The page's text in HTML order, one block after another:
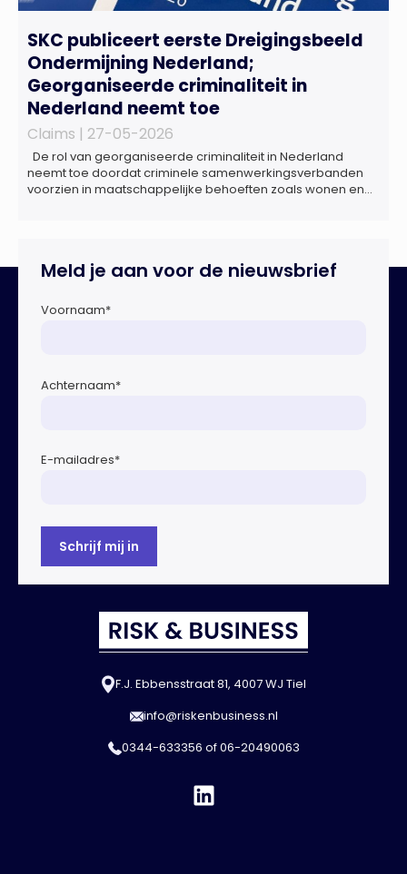
SKC publiceert eerste Dreigingsbeeld
Ondermijning Nederland;
Georganiseerde criminaliteit in
Nederland neemt toe
Claims | 27-05-2026
De rol van georganiseerde criminaliteit in Nederland
neemt toe doordat criminele samenwerkingsverbanden
voorzien in maatschappelijke behoeften zoals wonen en
rapport geschreven door het Strategisch Kenniscentrum
Meld je aan voor de nieuwsbrief
Voornaam*
Achternaam*
E-mailadres*
F.J. Ebbensstraat 81, 4007 WJ Tiel
info@riskenbusiness.nl
0344-633356 of06-20490063